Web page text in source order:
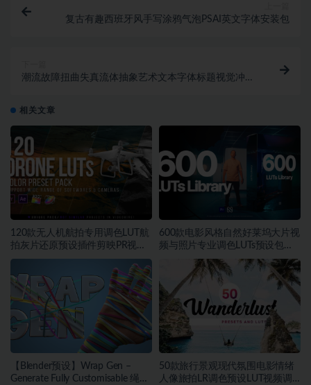
复古有趣西班牙风手写涂鸦气泡PSAI英文字体安装包
潮流故障扭曲失真流体抽象艺术文本字体标题视觉冲击
相关文章
120款无人机航拍专用调色LUT航
拍灰片还原预设插件剪映PR视频
调色
600款电影风格自然好莱坞大片视
频与照片专业调色LUTs预设包素
【Blender预设】Wrap Gen –
Generate Fully Customisable 绳索
50款旅行景观现代氛围电影情绪
人像旅拍LR调色预设LUT视频调